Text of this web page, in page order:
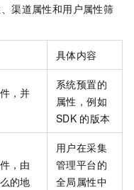
渠道属性和用户属性筛
具体内容
，并
系统预置的
属性，例如
SDK 的版本
，由
的地
用户在采集
管理平台的
全局属性中